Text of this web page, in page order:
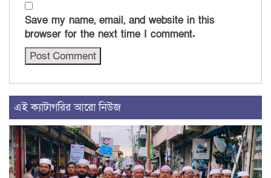
Save my name, email, and website in this
browser for the next time I comment.
এই ক্যাটাগরির আরো নিউজ